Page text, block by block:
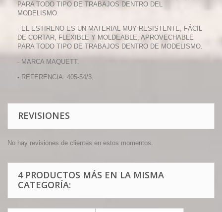
PARA TODO TIPO DE TRABAJOS DENTRO DEL
MODELISMO.
- EL ESTIRENO ES UN MATERIAL MUY RESISTENTE, FÁCIL
DE CORTAR, FLEXIBLE Y MOLDEABLE, APROVECHABLE
PARA TODO TIPO DE TRABAJOS DENTRO DE MODELISMO.
- MARCA MAQUETT.
- REFERENCIA: 405-54/3.
REVISIONES
No hay revisiones de clientes en estos momentos.
4 PRODUCTOS MÁS EN LA MISMA
CATEGORÍA: